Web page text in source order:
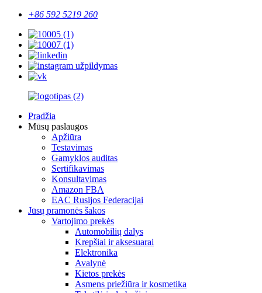
+86 592 5219 260
Pradžia
Mūsų paslaugos
Apžiūra
Testavimas
Gamyklos auditas
Sertifikavimas
Konsultavimas
Amazon FBA
EAC Rusijos Federacijai
Jūsų pramonės šakos
Vartojimo prekės
Automobilių dalys
Krepšiai ir aksesuarai
Elektronika
Avalynė
Kietos prekės
Asmens priežiūra ir kosmetika